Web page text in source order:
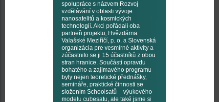
spolupráce s názvem Rozvoj
vzdělávání v oblasti vývoje
nanosatelitů a kosmických
technologií. Akci pořádali oba
partneři projektu, Hvězdárna
Valašské Meziříčí, p. o. a Slovenská
organizácia pre vesmírné aktivity a
zúčastnilo se ji 15 účastníků z obou
stran hranice. Součástí opravdu
bohatého a zajímavého programu
byly nejen teoretické přednášky,
semináře, praktické činnosti se
složením Schoolsatů – výukového
modelu cubesatu, ale také jsme si